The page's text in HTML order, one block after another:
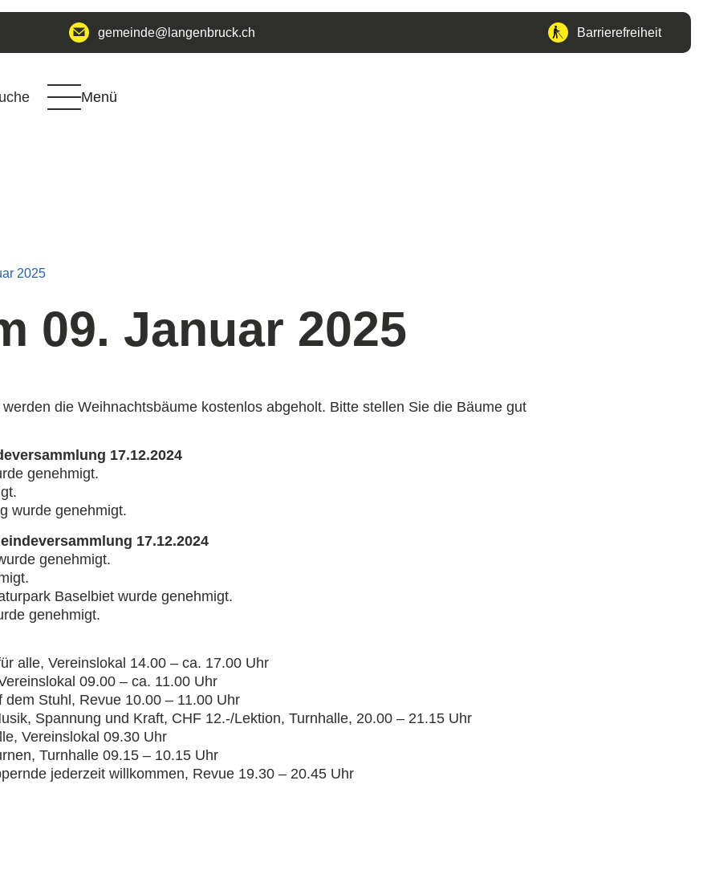
hc.kcurbnegnal
@edniemeg Barrierefreiheit
Menü
2025
09. Januar 2025
die Weihnachtsbäume kostenlos abgeholt. Bitte stellen Sie die Bäume gut
17.12.2024
genehmigt.
wurde genehmigt.
17.12.2024
genehmigt.
Baselbiet wurde genehmigt.
genehmigt.
alle, Vereinslokal 14.00 – ca. 17.00 Uhr
09.00 – ca. 11.00 Uhr
Stuhl, Revue 10.00 – 11.00 Uhr
Spannung und Kraft, CHF 12.-/Lektion, Turnhalle, 20.00 – 21.15 Uhr
Vereinslokal 09.30 Uhr
Turnhalle 09.15 – 10.15 Uhr
jederzeit willkommen, Revue 19.30 – 20.45 Uhr